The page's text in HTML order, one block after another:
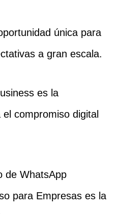
única para
a gran escala.
es la
compromiso digital
de WhatsApp
para Empresas es la